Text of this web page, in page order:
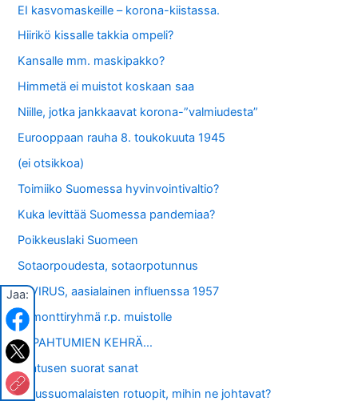
EI kasvomaskeille – korona-kiistassa.
Hiirikö kissalle takkia ompeli?
Kansalle mm. maskipakko?
Himmetä ei muistot koskaan saa
Niille, jotka jankkaavat korona-”valmiudesta”
Eurooppaan rauha 8. toukokuuta 1945
(ei otsikkoa)
Toimiiko Suomessa hyvinvointivaltio?
Kuka levittää Suomessa pandemiaa?
Poikkeuslaki Suomeen
Sotaorpoudesta, sotaorpotunnus
A-VIRUS, aasialainen influenssa 1957
Remonttiryhmä r.p. muistolle
TAPAHTUMIEN KEHRÄ…
Laatusen suorat sanat
Perussuomalaisten rotuopit, mihin ne johtavat?
Jaa: